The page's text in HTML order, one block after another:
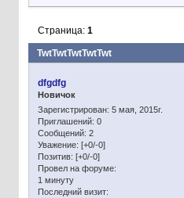
TwtTwtTwtTwtTwt
Страница: 1
dfgdfg
Новичок
Зарегистрирован: 5 мая, 2015г.
Приглашений: 0
Сообщений: 2
Уважение: [+0/-0]
Позитив: [+0/-0]
Провел на форуме:
1 минуту
Последний визит: